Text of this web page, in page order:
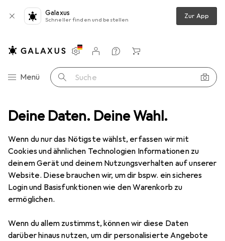
Deine Daten. Deine Wahl.
Wenn du nur das Nötigste wählst, erfassen wir mit
Cookies und ähnlichen Technologien Informationen zu
deinem Gerät und deinem Nutzungsverhalten auf unserer
Website. Diese brauchen wir, um dir bspw. ein sicheres
Login und Basisfunktionen wie den Warenkorb zu
ermöglichen.
Wenn du allem zustimmst, können wir diese Daten
darüber hinaus nutzen, um dir personalisierte Angebote
Galaxus
Schneller finden und bestellen Zur App
Navigation nach Kategorien
Menü Suche
Einstellungen
Kundenkonto
Vergleichslisten
Merklisten
Warenkorb
Erotik Kondome + Gels Gleitmittel
10 Bilder
Pjur Aqua
Preis in EUR inkl. MwSt.
EUR
19,87